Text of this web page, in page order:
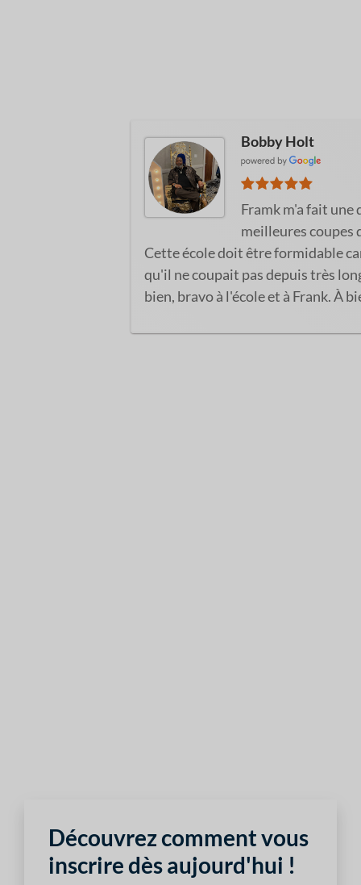
Bobby Holt
Framk m'a fait une
meilleures coupes
Cette école doit être formidable
qu'il ne coupait pas depuis très
bien, bravo à l'école et à Frank. À
Découvrez comment vous
inscrire dès aujourd'hui !